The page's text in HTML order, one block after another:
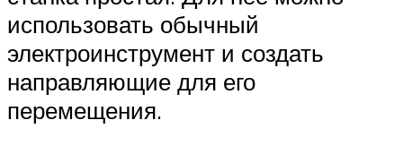
использовать обычный
электроинструмент и создать
направляющие для его
перемещения.